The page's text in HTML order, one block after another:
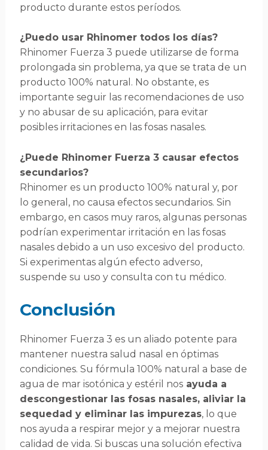
producto durante estos períodos.
¿Puedo usar Rhinomer todos los días?
Rhinomer Fuerza 3 puede utilizarse de forma
prolongada sin problema, ya que se trata de un
producto 100% natural. No obstante, es
importante seguir las recomendaciones de uso
y no abusar de su aplicación, para evitar
posibles irritaciones en las fosas nasales.
¿Puede Rhinomer Fuerza 3 causar efectos
secundarios?
Rhinomer es un producto 100% natural y, por
lo general, no causa efectos secundarios. Sin
embargo, en casos muy raros, algunas personas
podrían experimentar irritación en las fosas
nasales debido a un uso excesivo del producto.
Si experimentas algún efecto adverso,
suspende su uso y consulta con tu médico.
Conclusión
Rhinomer Fuerza 3 es un aliado potente para
mantener nuestra salud nasal en óptimas
condiciones. Su fórmula 100% natural a base de
agua de mar isotónica y estéril nosayuda a
descongestionar las fosas nasales, aliviar la
sequedad y eliminar las impurezas, lo que
nos ayuda a respirar mejor y a mejorar nuestra
calidad de vida. Si buscas una solución efectiva